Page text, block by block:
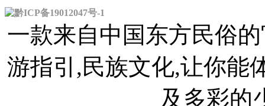
黔ICP备19012047号-1
一款来自中国东方民俗
游指引,民族文化,让你能
及多彩的